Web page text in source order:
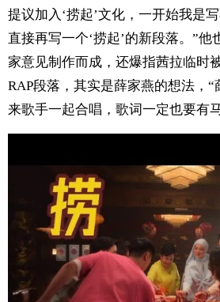
提议加入‘捞起’文化，一开始我是
直接再写一个‘捞起’的新段落。”他
家意见制作而成，还爆指茜拉临时
RAP段落，其实是薛家燕的想法，“
来歌手一起合唱，歌词一定也要有